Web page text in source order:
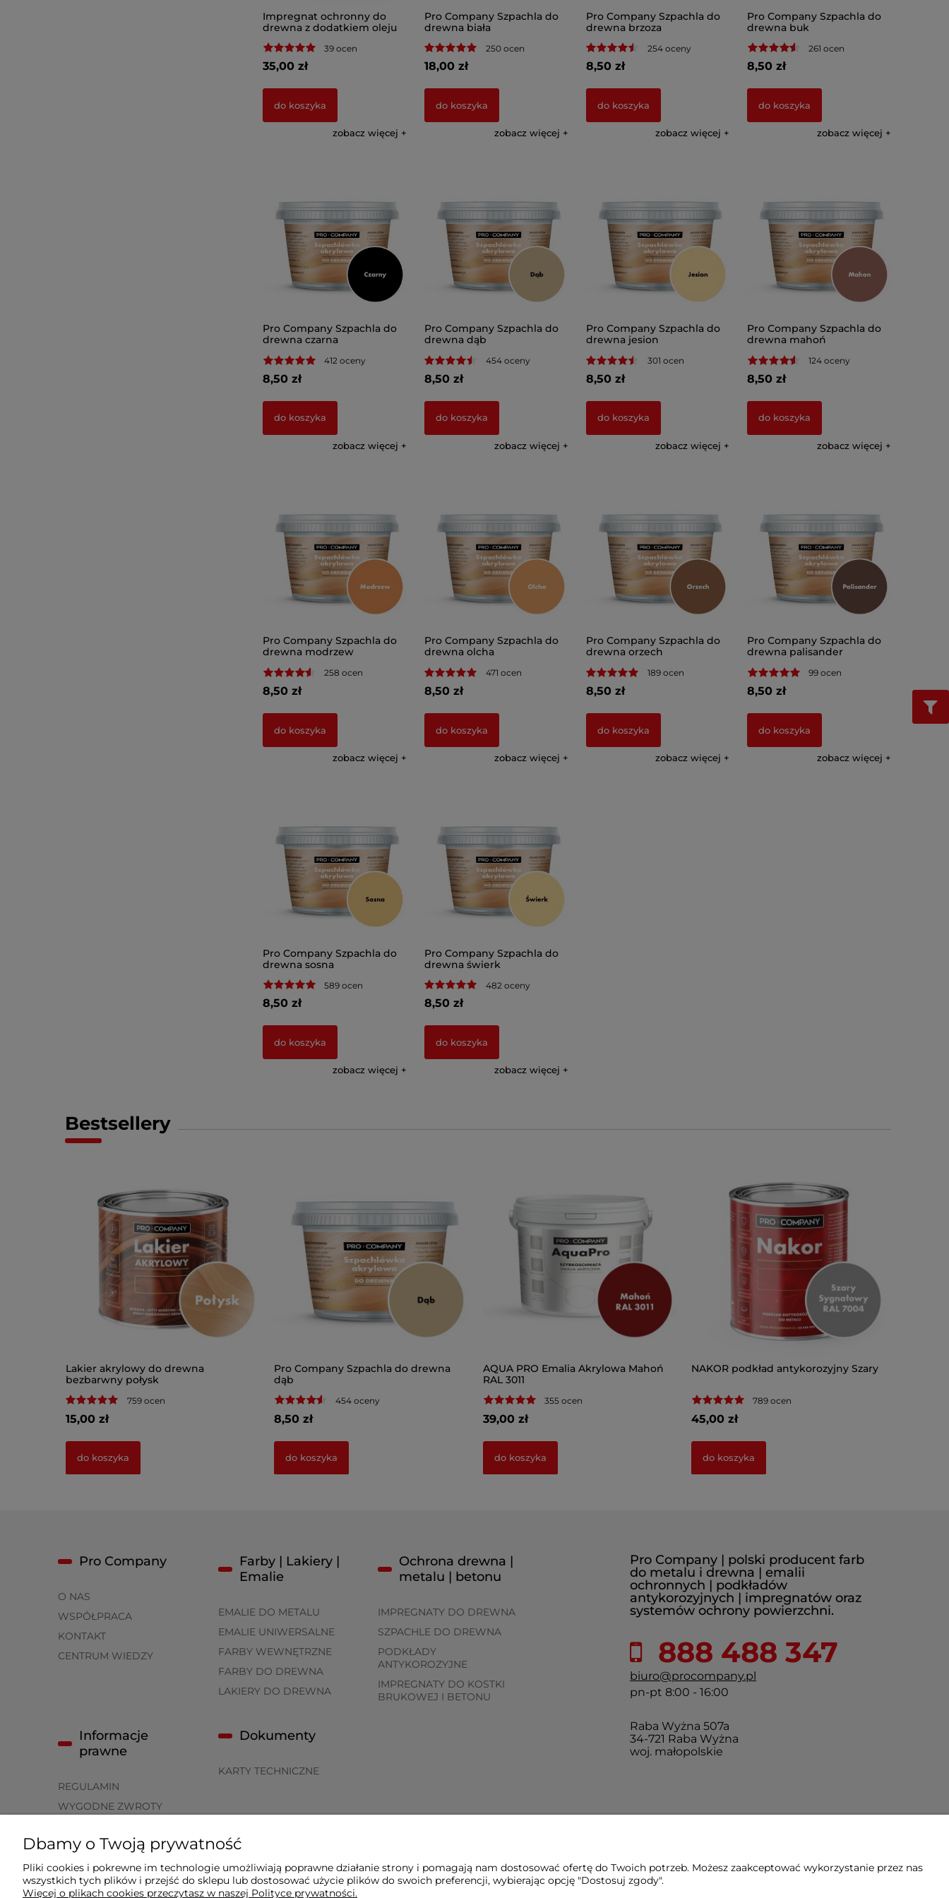
Impregnat ochronny do
drewna z dodatkiem oleju
39 ocen
35,00 zł
do koszyka
zobacz więcej
Pro Company Szpachla do
drewna biała
250 ocen
18,00 zł
do koszyka
zobacz więcej
Pro Company Szpachla do
drewna brzoza
254 oceny
8,50 zł
do koszyka
zobacz więcej
Pro Company Szpachla do
drewna buk
261 ocen
8,50 zł
do koszyka
zobacz więcej
Pro Company Szpachla do
drewna czarna
412 oceny
8,50 zł
do koszyka
zobacz więcej
Pro Company Szpachla do
drewna dąb
454 oceny
8,50 zł
do koszyka
zobacz więcej
Pro Company Szpachla do
drewna jesion
301 ocen
8,50 zł
do koszyka
zobacz więcej
Pro Company Szpachla do
drewna mahoń
124 oceny
8,50 zł
do koszyka
zobacz więcej
Pro Company Szpachla do
drewna modrzew
258 ocen
8,50 zł
do koszyka
zobacz więcej
Pro Company Szpachla do
drewna olcha
471 ocen
8,50 zł
do koszyka
zobacz więcej
Pro Company Szpachla do
drewna orzech
189 ocen
8,50 zł
do koszyka
zobacz więcej
Pro Company Szpachla do
drewna palisander
99 ocen
8,50 zł
do koszyka
zobacz więcej
Pro Company Szpachla do
drewna sosna
589 ocen
8,50 zł
do koszyka
zobacz więcej
Pro Company Szpachla do
drewna świerk
482 oceny
8,50 zł
do koszyka
zobacz więcej
Bestsellery
Lakier akrylowy do drewna
bezbarwny połysk
759 ocen
15,00 zł
do koszyka
Pro Company Szpachla do drewna
dąb
454 oceny
8,50 zł
do koszyka
AQUA PRO Emalia Akrylowa Mahoń
RAL 3011
355 ocen
39,00 zł
do koszyka
NAKOR podkład antykorozyjny Szary
789 ocen
45,00 zł
do koszyka
Pro Company | polski producent farb
do metalu i drewna | emalii
ochronnych | podkładów
antykorozyjnych | impregnatów oraz
systemów ochrony powierzchni.
888 488 347
biuro@procompany.pl
pn-pt 8:00 - 16:00
Raba Wyżna 507a
34-721 Raba Wyżna
woj. małopolskie
Pro Company
O NAS
WSPÓŁPRACA
KONTAKT
CENTRUM WIEDZY
Farby | Lakiery |
Emalie
EMALIE DO METALU
EMALIE UNIWERSALNE
FARBY WEWNĘTRZNE
FARBY DO DREWNA
LAKIERY DO DREWNA
Ochrona drewna |
metalu | betonu
IMPREGNATY DO DREWNA
SZPACHLE DO DREWNA
PODKŁADY
ANTYKOROZYJNE
IMPREGNATY DO KOSTKI
BRUKOWEJ I BETONU
Informacje
prawne
REGULAMIN
WYGODNE ZWROTY
ZWROTY I REKLAMACJE
FORMY PŁATNOŚCI
CZAS I KOSZTY DOSTAWY
Dokumenty
KARTY TECHNICZNE
Dbamy o Twoją prywatność
Pliki cookies i pokrewne im technologie umożliwiają poprawne działanie strony i pomagają nam dostosować ofertę do Twoich potrzeb. Możesz zaakceptować wykorzystanie przez nas
wszystkich tych plików i przejść do sklepu lub dostosować użycie plików do swoich preferencji, wybierając opcję "Dostosuj zgody".
Więcej o plikach cookies przeczytasz w naszej Polityce prywatności.